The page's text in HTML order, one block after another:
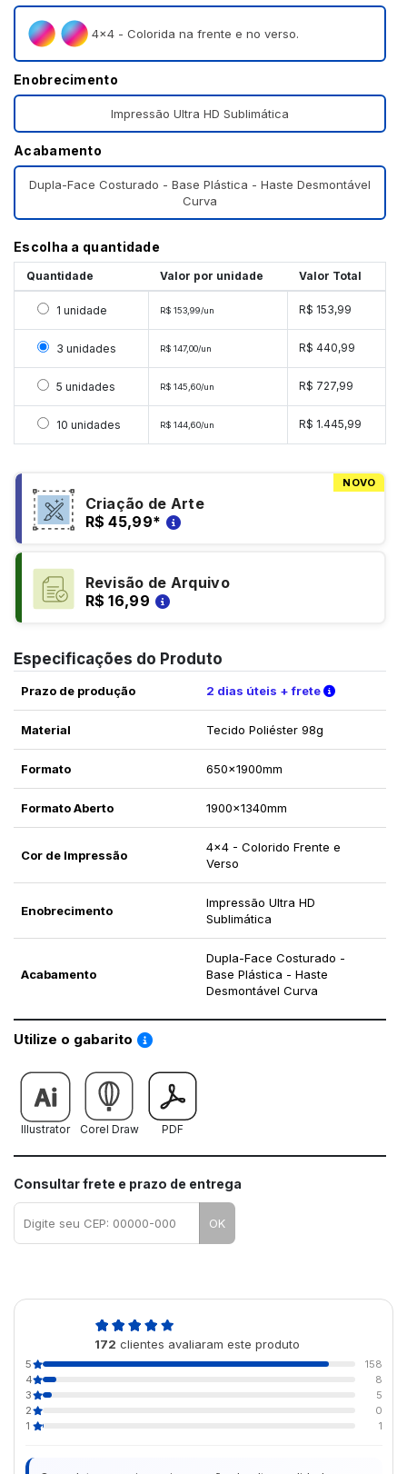
4×4 - Colorida na frente e no verso.
Enobrecimento
Impressão Ultra HD Sublimática
Acabamento
Dupla-Face Costurado - Base Plástica - Haste Desmontável
Curva
Escolha a quantidade
Quantidade Valor por unidade Valor Total
Selecionar 1 unidade
1 unidade R$ 153,99/un R$ 153,99
Selecionar 3 unidades
3 unidades R$ 147,00/un R$ 440,99
Selecionar 5 unidades
5 unidades R$ 145,60/un R$ 727,99
Selecionar 10 unidades
10 unidades R$ 144,60/un R$ 1.445,99
NOVO
Criação de Arte
R$ 45,99*
Revisão de Arquivo
R$ 16,99
Especificações do Produto
Prazo de produção 2 dias úteis + frete Verifique
Material Tecido Poliéster 98g
Formato 650x1900mm
Formato Aberto 1900x1340mm
Cor de Impressão
4x4 - Colorido Frente e
Verso
Enobrecimento
Impressão Ultra HD
Sublimática
Acabamento
Dupla-Face Costurado -
Base Plástica - Haste
Desmontável Curva
Utilize o gabarito Saiba como utilizar os nossos gabaritos
Illustrator Corel Draw PDF
Consultar frete e prazo de entrega
OK
172 clientes avaliaram este produto
5
158
4
8
3
5
2
0
1
1